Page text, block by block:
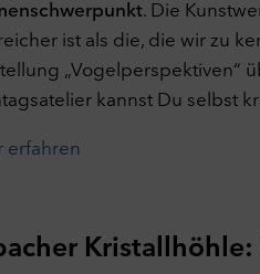
. Die
ist als die, die wir zu
„Vogelperspektiven“
kannst Du selbst
erfahren
Cookies
Marketing
Marketing-Cookies werden
und dadurch den Erfolg von
optimaler auszuspielen. Zu
nachdem sie auf eine
Diese Website kann Inhalte